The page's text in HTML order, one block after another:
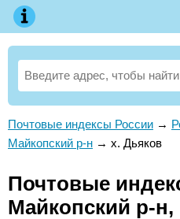
Почтовые индексы России →
Майкопский р-н → х. Дьяков
Почтовые
Майкопский р-н,